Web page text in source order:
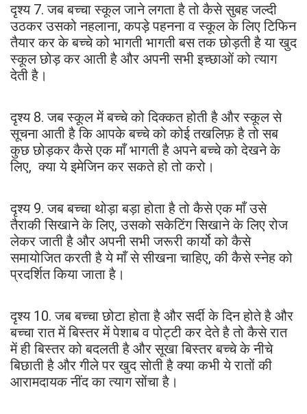
दृश्य 7. जब बच्चा स्कूल जाने लगता है तो कैसे सुबह जल्दी
उठकर उसको नहलाना, कपड़े पहनना व स्कूल के लिए टिफिन
तैयार कर के बच्चे को भागती भागती बस तक छोड़ती है या खुद
स्कूल छोड़ कर आती है और अपनी सभी इच्छाओं को त्याग
देती है।
दृश्य 8. जब स्कूल में बच्चे को दिक्कत होती है और स्कूल से
सूचना आती है कि आपके बच्चे को कोई तखलिफ़ है तो सब
कुछ छोड़कर कैसे एक माँ भागती है अपने बच्चे को देखने के
लिए, क्या ये इमेजिन कर सकते हो तो करो।
दृश्य 9. जब बच्चा थोड़ा बड़ा होता है तो कैसे एक माँ उसे
तैराकी सिखाने के लिए, उसको सकेटिंग सिखाने के लिए रोज
लेकर जाती है और अपनी सभी जरूरी कार्यो को कैसे
समायोजित करती है ये माँ से सीखना चाहिए, की कैसे स्नेह को
प्रदर्शित किया जाता है।
दृश्य 10. जब बच्चा छोटा होता है और सर्दी के दिन होते है और
बच्चा रात में बिस्तर में पेशाब व पोट्टी कर देते है तो कैसे रात
में ही बिस्तर को बदलती है और सूखा बिस्तर बच्चे के नीचे
बिछाती है और गीले पर खुद सोती है क्या कभी ये रातों की
आरामदायक नींद का त्याग सोंचा है।